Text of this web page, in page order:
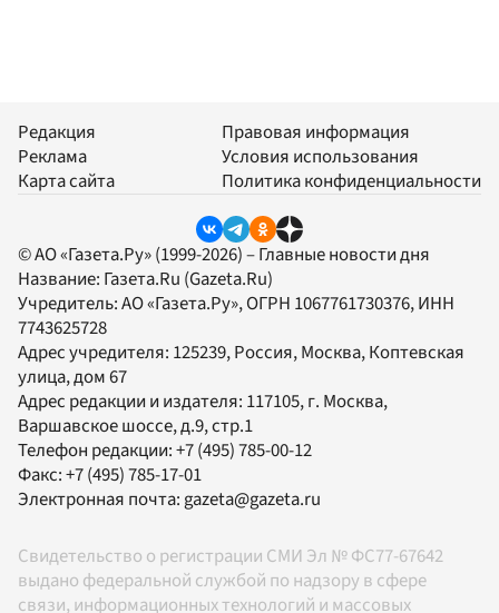
Редакция
Реклама
Карта сайта
Правовая информация
Условия использования
Политика конфиденциальности
© АО «Газета.Ру» (1999-2026) – Главные новости дня
Название: Газета.Ru (Gazeta.Ru)
Учредитель:АО «Газета.Ру», ОГРН 1067761730376, ИНН
7743625728
Адрес учредителя: 125239, Россия, Москва, Коптевская
улица, дом 67
Адрес редакции и издателя: 117105, г. Москва,
Варшавское шоссе, д.9, стр.1
Телефон редакции:+7 (495) 785-00-12
Факс:+7 (495) 785-17-01
Электронная почта:gazeta@gazeta.ru
Свидетельство о регистрации СМИ Эл № ФС77-67642
выдано федеральной службой по надзору в сфере
связи, информационных технологий и массовых